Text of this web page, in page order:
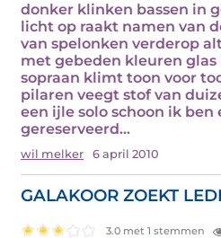
donker klinken bassen in
licht op raakt namen van
van spelonken verderop
met gebeden kleuren glas
sopraan klimt toon voor
pilaren veegt stof van
een ijle solo schoon ik ben
gereserveerd…
wil melker 6 april 2010
GALAKOOR ZOEKT
3.0 met 1 stemmen